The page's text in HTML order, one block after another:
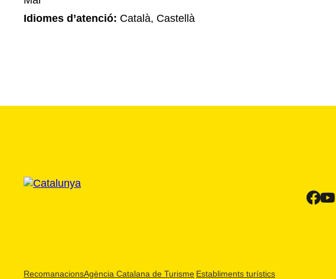
Idiomes d’atenció: Català, Castellà
RecomanacionsAgència Catalana de Turisme Establiments turístics